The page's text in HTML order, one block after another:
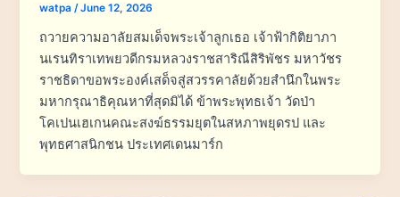
watpa/June 12, 2026
ถวายความอาลัยสมเด็จพระเจ้าลูกเธอ เจ้าฟ้ากิติยาภา
นเรนทิราเทพยวดีกรมหลวงราชสาริณีสิริพัชร มหาวัชร
ราชธิดาขอพระองค์เสด็จสู่สวรรคาลัยด้วยสำนึกในพระ
มหากรุณาธิคุณหาที่สุดมิได้ ข้าพระพุทธเจ้า วัดป่า
โคเปนเฮเกนคณะสงฆ์ธรรมยุตในสหภาพยุดรป และ
พุทธศาสนิกชน ประเทศเดนมาร์ก